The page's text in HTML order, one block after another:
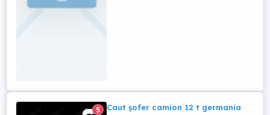
5 Caut șofer camion 12 t germania